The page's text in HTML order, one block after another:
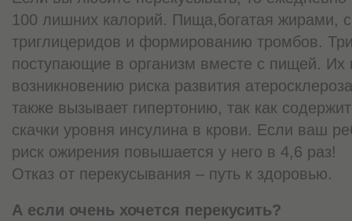
100 лишних калорий. Пища,богатая жирами,
триглицеридов и формированию тромбов.
поступающие в организм вместе с пищей. Их
возникновению риска развития
также вызывает гипертонию, так как
скачки уровня инсулина в крови. Если ваш
риск ожирения повышается у него в 4,6 раз!
Отказ от перекусывания – путь к здоровью.
А если очень хочется перекусить?